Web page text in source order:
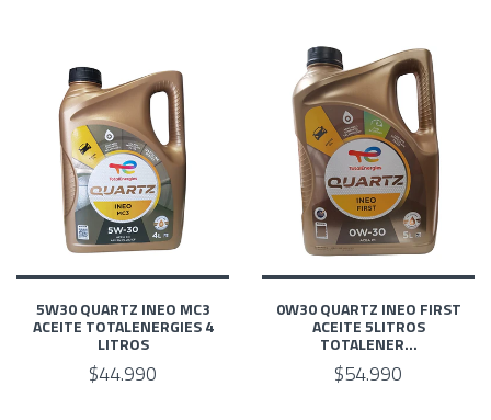
5W30 QUARTZ INEO MC3
ACEITE TOTALENERGIES 4
LITROS
$44.990
0W30 QUARTZ INEO FIRST
ACEITE 5LITROS
TOTALENER...
$54.990